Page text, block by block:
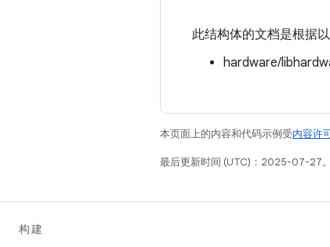
此结构体的文档是根据
hardware/
本页面上的内容和代码示例受内容许
最后更新时间 (UTC)：2025-07-27。
构建